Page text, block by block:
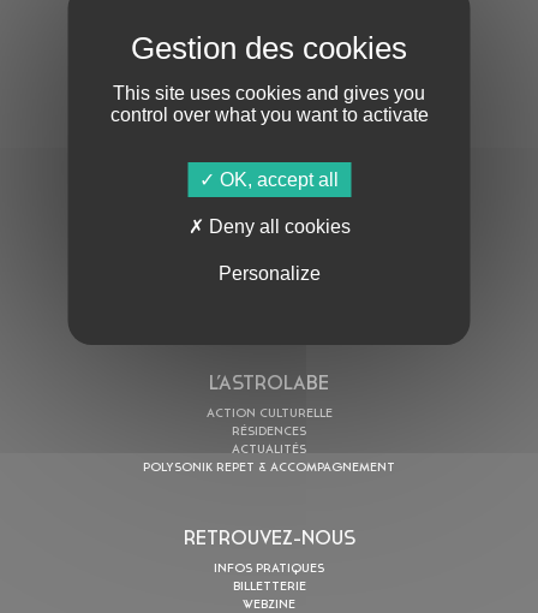
En cochant cette case, j’accepte laPolitique de confidentialité
AU PROGRAMME
L’ASTROLABE
ACTION CULTURELLE
RÉSIDENCES
ACTUALITÉS
POLYSONIK REPET & ACCOMPAGNEMENT
RETROUVEZ-NOUS
INFOS PRATIQUES
BILLETTERIE
WEBZINE
This site uses cookies and gives you
control over what you want to activate
OK, accept all
Deny all cookies
Personalize